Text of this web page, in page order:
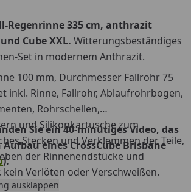
Regenrinne 335 cm, anthrazit
Cube XXL. Witterungsbeständiges
Set in modernem Anthrazit.
100 mm, Durchmesser Fallrohr 75
inkl. Rinne, Fallrohr, Ablaufrohrbogen,
Rohrschellen,
und Silikonkartusche zum
Stecken und Verklemmen der Teile,
der Rinnenendstücke und
kein Verlöten oder Verschweißen.
Sie ein 40-minütiges Video, das
eines CrossCube Brisbane
).
ausklappen